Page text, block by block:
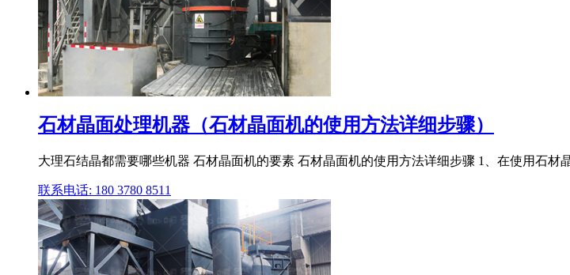
石材晶面处理机器（石材晶面机的使用方法详细步骤）
大理石结晶都需要哪些机器 石材晶面机的要素 石材晶面机的使用方法详细步骤 1、在使用石
联系电话: 180 3780 8511